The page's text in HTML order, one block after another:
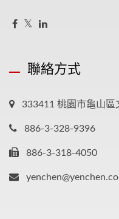
聯絡方式
333411 桃園市龜山
886-3-328-9396
886-3-318-4050